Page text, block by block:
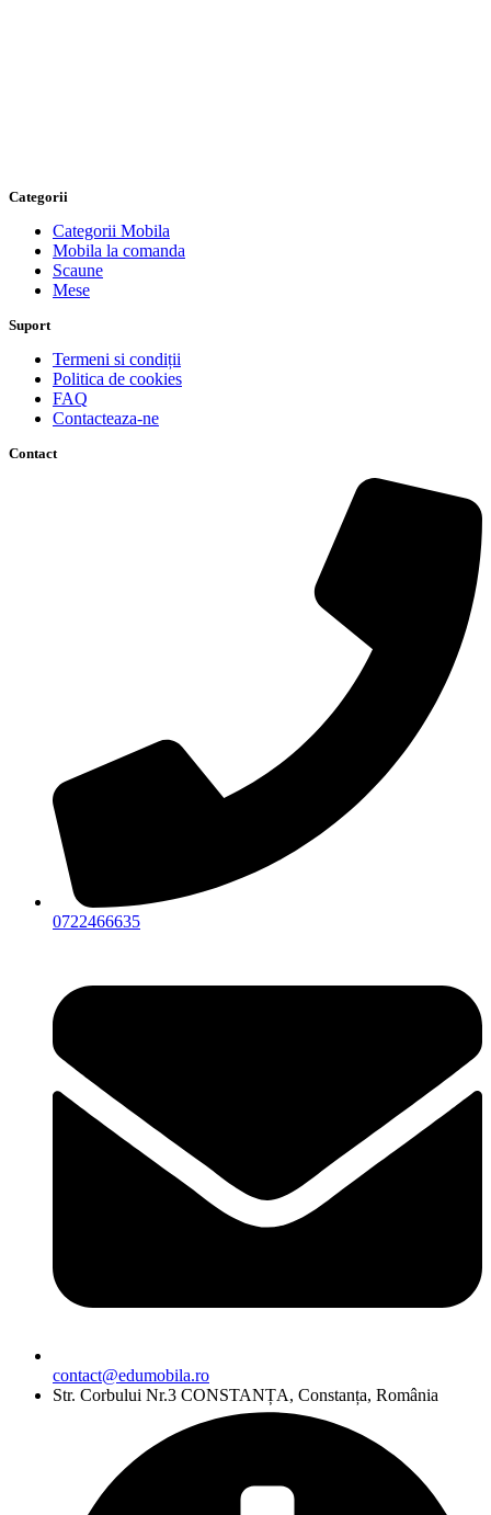
Categorii
Categorii Mobila
Mobila la comanda
Scaune
Mese
Suport
Termeni si condiții
Politica de cookies
FAQ
Contacteaza-ne
Contact
0722466635
contact@edumobila.ro
Str. Corbului Nr.3 CONSTANȚA, Constanța, România